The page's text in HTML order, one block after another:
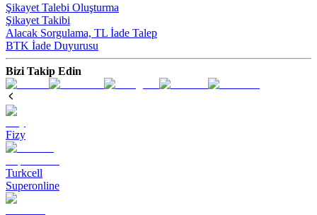
Şikayet Talebi Oluşturma
Şikayet Takibi
Alacak Sorgulama, TL İade Talep​
BTK İade Duyurusu
Bizi Takip Edin
Fizy
Turkcell
Superonline